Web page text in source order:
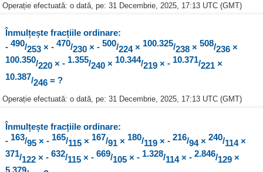
Operație efectuată: o dată, pe: 31 Decembrie, 2025, 17:13 UTC (GMT)
Înmulțește fracțiile ordinare:
- 490/253× - 470/230× - 500/224 × 100.325/238× 508/236×
100.350/220× - 1.355/240× 10.344/219× - 10.371/221 ×
10.387/246= ?
Operație efectuată: o dată, pe: 31 Decembrie, 2025, 17:13 UTC (GMT)
Înmulțește fracțiile ordinare:
- 163/95× - 165/115× 167/91 × 180/119× - 216/94 × 240/114 ×
371/122× - 632/115× - 669/105× - 1.328/114 × - 2.846/129×
5.379